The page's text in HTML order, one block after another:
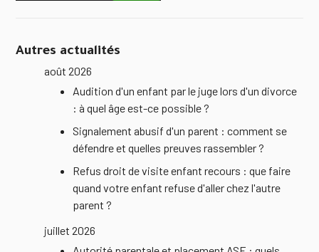
Autres actualités
août 2026
Audition d'un enfant par le juge lors d'un divorce
: à quel âge est-ce possible ?
Signalement abusif d'un parent : comment se
défendre et quelles preuves rassembler ?
Refus droit de visite enfant recours : que faire
quand votre enfant refuse d'aller chez l'autre
parent ?
juillet 2026